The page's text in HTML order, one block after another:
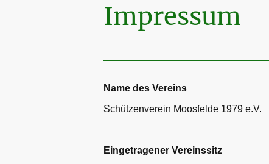
Impressum
Name des Vereins
Schützenverein Moosfelde 1979 e.V.
Eingetragener Vereinssitz